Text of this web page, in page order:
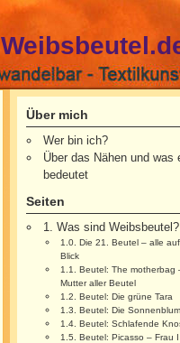
Über mich
Wer bin ich?
Über das Nähen und was
bedeutet
Seiten
1. Was sind Weibsbeutel?
1.0. Die 21. Beutel – alle
Blick
1.1. Beutel: The motherbag
Mutter aller Beutel
1.2. Beutel: Die grüne Tara
1.3. Beutel: Die
1.4. Beutel: Schlafende
1.5. Beutel: Picasso – Frau I